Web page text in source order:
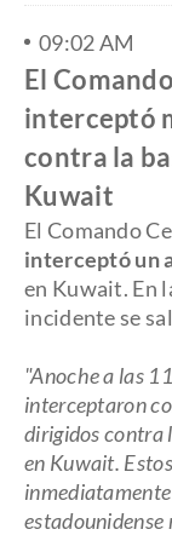
09:02 AM
El
interceptó
contra la
Kuwait
El Comando
interceptó un
en Kuwait. En
incidente se
"Anoche a las
interceptaron
dirigidos contra
en Kuwait.
estadounidense